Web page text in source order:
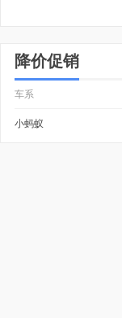
降价促销
车系
小蚂蚁